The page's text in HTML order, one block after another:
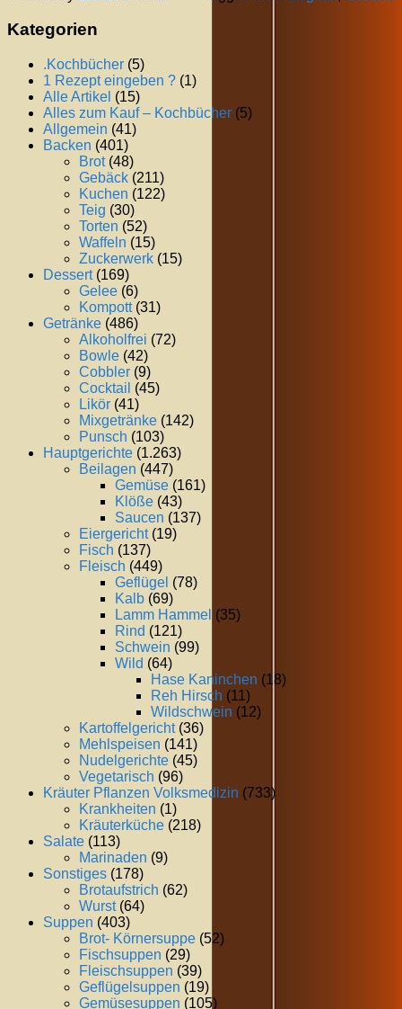
Kategorien
.Kochbücher (5)
1 Rezept eingeben ? (1)
Alle Artikel (15)
Alles zum Kauf – Kochbücher (5)
Allgemein (41)
Backen (401)
Brot(48)
Gebäck (211)
Kuchen (122)
Teig (30)
Torten (52)
Waffeln (15)
Zuckerwerk (15)
Dessert(169)
Gelee (6)
Kompott(31)
Getränke (486)
Alkoholfrei (72)
Bowle (42)
Cobbler (9)
Cocktail (45)
Likör (41)
Mixgetränke (142)
Punsch (103)
Hauptgerichte (1.263)
Beilagen (447)
Gemüse (161)
Klöße (43)
Saucen (137)
Eiergericht(19)
Fisch (137)
Fleisch (449)
Geflügel (78)
Kalb (69)
Lamm Hammel (35)
Rind (121)
Schwein (99)
Wild (64)
Hase Kaninchen (18)
Reh Hirsch (11)
Wildschwein (12)
Kartoffelgericht(36)
Mehlspeisen (141)
Nudelgerichte (45)
Vegetarisch (96)
Kräuter Pflanzen Volksmedizin (733)
Krankheiten (1)
Kräuterküche (218)
Salate (113)
Marinaden (9)
Sonstiges (178)
Brotaufstrich (62)
Wurst(64)
Suppen (403)
Brot- Körnersuppe (52)
Fischsuppen (29)
Fleischsuppen (39)
Geflügelsuppen (19)
Gemüsesuppen (105)